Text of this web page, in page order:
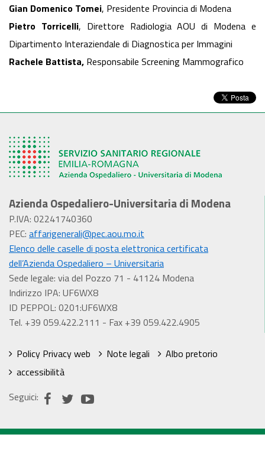
Gian Domenico Tomei, Presidente Provincia di Modena
Pietro Torricelli, Direttore Radiologia AOU di Modena e
Dipartimento Interaziendale di Diagnostica per Immagini
Rachele Battista, Responsabile Screening Mammografico
Azienda Ospedaliero-Universitaria di Modena
P.IVA: 02241740360
PEC: affarigenerali@pec.aou.mo.it
Elenco delle caselle di posta elettronica certificata
dell’Azienda Ospedaliero – Universitaria
Sede legale: via del Pozzo 71 - 41124 Modena
Indirizzo IPA: UF6WX8
ID PEPPOL: 0201:UF6WX8
Tel. +39 059.422.2111 - Fax +39 059.422.4905
Policy Privacy web Note legali
Albo pretorio
accessibilità
Seguici: